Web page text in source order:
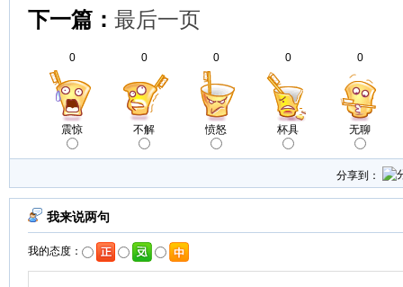
下一篇： 最后一页
0
震惊
0
不解
0
愤怒
0
杯具
0
无聊
分享到：